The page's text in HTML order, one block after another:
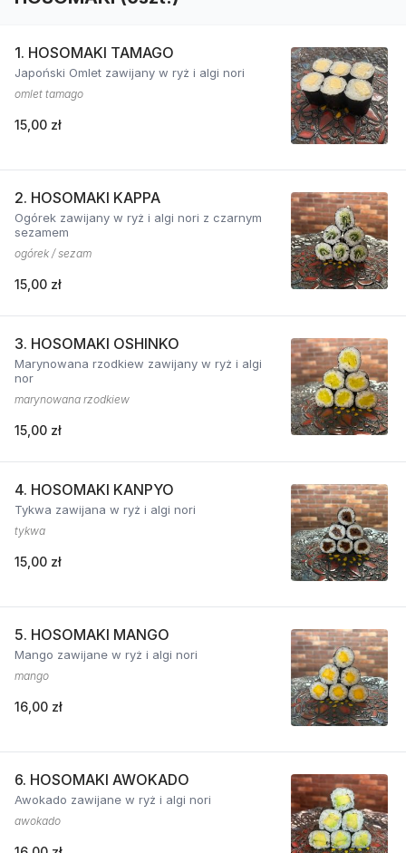
1. HOSOMAKI TAMAGO
Japoński Omlet zawijany w ryż i algi nori
omlet tamago
15,00 zł
2. HOSOMAKI KAPPA
Ogórek zawijany w ryż i algi nori z czarnym
sezamem
ogórek / sezam
15,00 zł
3. HOSOMAKI OSHINKO
Marynowana rzodkiew zawijany w ryż i algi
nor
marynowana rzodkiew
15,00 zł
4. HOSOMAKI KANPYO
Tykwa zawijana w ryż i algi nori
tykwa
15,00 zł
5. HOSOMAKI MANGO
Mango zawijane w ryż i algi nori
mango
16,00 zł
6. HOSOMAKI AWOKADO
Awokado zawijane w ryż i algi nori
awokado